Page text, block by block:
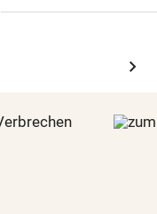
chevron_right